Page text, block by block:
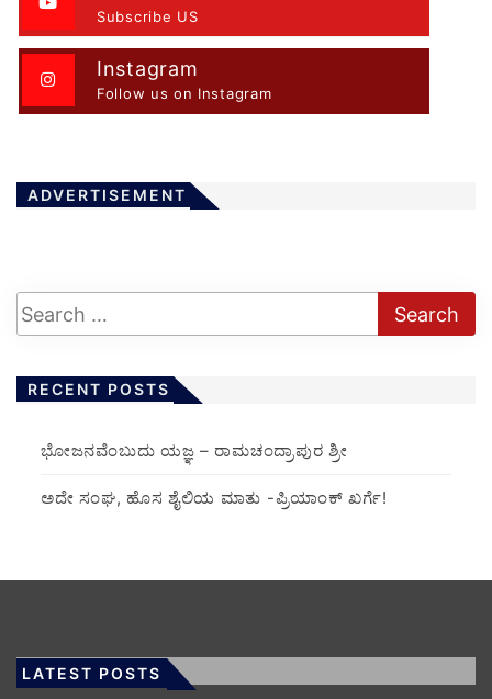
Subscribe US
Instagram
Follow us on Instagram
ADVERTISEMENT
RECENT POSTS
ಭೋಜನವೆಂಬುದು ಯಜ್ಞ – ರಾಮಚಂದ್ರಾಪುರ ಶ್ರೀ
ಅದೇ ಸಂಘ, ಹೊಸ ಶೈಲಿಯ ಮಾತು -ಪ್ರಿಯಾಂಕ್ ಖರ್ಗೆ!
LATEST POSTS